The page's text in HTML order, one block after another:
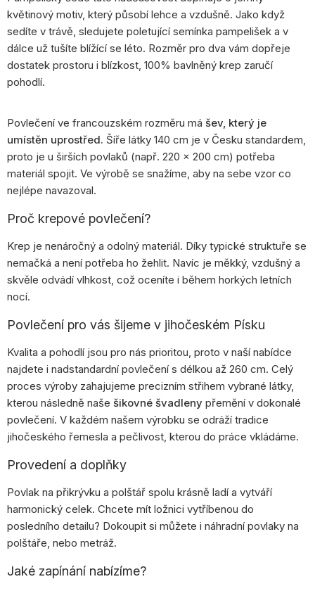
květinový motiv, který působí lehce a vzdušně. Jako když
sedíte v trávě, sledujete poletující semínka pampelišek a v
dálce už tušíte blížící se léto. Rozměr pro dva vám dopřeje
dostatek prostoru i blízkost, 100% bavlněný krep zaručí
pohodlí.
Povlečení ve francouzském rozměru má šev, který je
umístěn uprostřed. Šíře látky 140 cm je v Česku standardem,
proto je u širších povlaků (např. 220 × 200 cm) potřeba
materiál spojit. Ve výrobě se snažíme, aby na sebe vzor co
nejlépe navazoval.
Proč krepové povlečení?
Krep je nenáročný a odolný materiál. Díky typické struktuře se
nemačká a není potřeba ho žehlit. Navíc je měkký, vzdušný a
skvěle odvádí vlhkost, což oceníte i během horkých letních
nocí.
Povlečení pro vás šijeme v jihočeském Písku
Kvalita a pohodlí jsou pro nás prioritou, proto v naší nabídce
najdete i nadstandardní povlečení s délkou až 260 cm. Celý
proces výroby zahajujeme precizním střihem vybrané látky,
kterou následně naše šikovné švadleny přemění v dokonalé
povlečení. V každém našem výrobku se odráží tradice
jihočeského řemesla a pečlivost, kterou do práce vkládáme.
Provedení a doplňky
Povlak na přikrývku a polštář spolu krásně ladí a vytváří
harmonický celek. Chcete mít ložnici vytříbenou do
posledního detailu? Dokoupit si můžete i náhradní povlaky na
polštáře, nebo metráž.
Jaké zapínání nabízíme?